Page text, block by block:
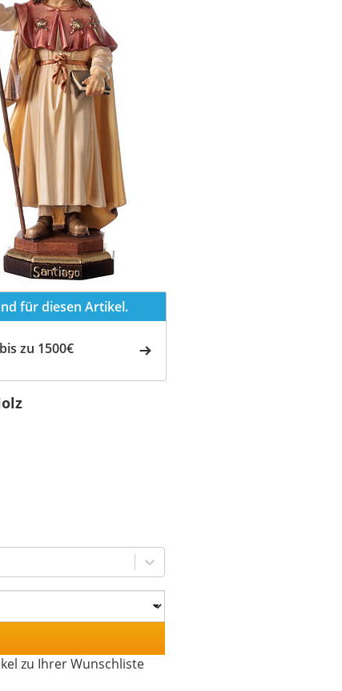
für diesen Artikel.
zu 1500€
zu Ihrer Wunschliste